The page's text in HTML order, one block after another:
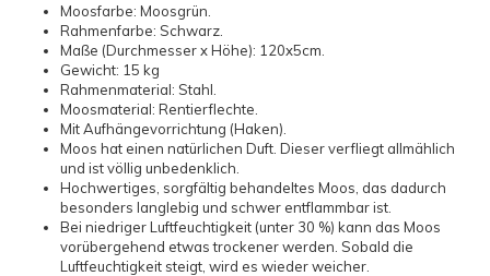
Moosfarbe: Moosgrün.
Rahmenfarbe: Schwarz.
Maße (Durchmesser x Höhe): 120x5cm.
Gewicht: 15 kg
Rahmenmaterial: Stahl.
Moosmaterial: Rentierflechte.
Mit Aufhängevorrichtung (Haken).
Moos hat einen natürlichen Duft. Dieser verfliegt allmählich
und ist völlig unbedenklich.
Hochwertiges, sorgfältig behandeltes Moos, das dadurch
besonders langlebig und schwer entflammbar ist.
Bei niedriger Luftfeuchtigkeit (unter 30 %) kann das Moos
vorübergehend etwas trockener werden. Sobald die
Luftfeuchtigkeit steigt, wird es wieder weicher.